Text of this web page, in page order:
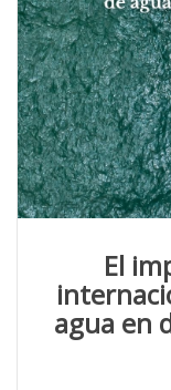
El
agua en